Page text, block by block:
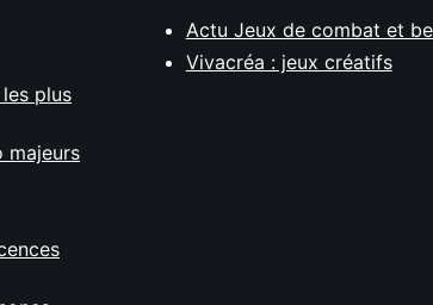
plus
majeurs
Actu Jeux de combat et
Vivacréa : jeux créatifs